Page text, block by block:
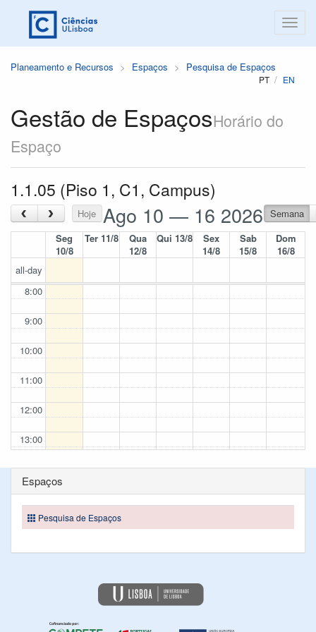
Planeamento e Recursos Espaços Pesquisa de Espaços
PT EN
Gestão de EspaçosHorário do
Espaço
1.1.05 (Piso 1, C1, Campus)
‹ › Hoje Ago 10 — 16 2026 Semana
Seg
10/8
Ter 11/8
Qua
12/8
Qui 13/8
Sex
14/8
Sab
15/8
Dom
16/8
all-day
8:00
9:00
10:00
11:00
12:00
13:00
14:00
15:00
16:00
17:00
Espaços
Pesquisa de Espaços